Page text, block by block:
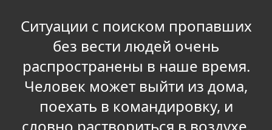
Ситуации с поиском пропавших
без вести людей очень
распространены в наше время.
Человек может выйти из дома,
поехать в командировку, и